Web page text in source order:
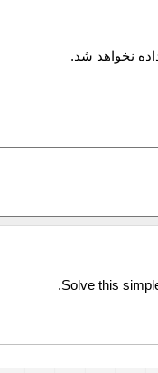
نخواهد شد.
Solve this